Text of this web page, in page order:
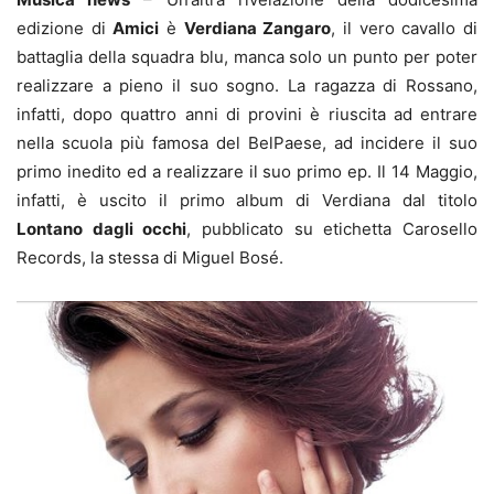
edizione diAmici è Verdiana Zangaro, il vero cavallo di
battaglia della squadra blu, manca solo un punto per poter
realizzare a pieno il suo sogno. La ragazza di Rossano,
infatti, dopo quattro anni di provini è riuscita ad entrare
nella scuola più famosa del BelPaese, ad incidere il suo
primo inedito ed a realizzare il suo primo ep. Il 14 Maggio,
infatti, è uscito il primo album di Verdiana dal titolo
Lontano dagli occhi, pubblicato su etichetta Carosello
Records, la stessa di Miguel Bosé.